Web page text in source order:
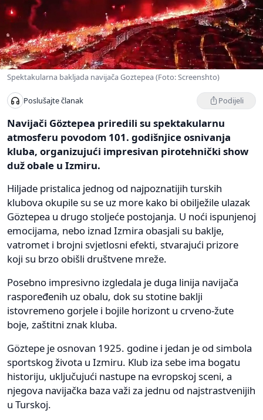
Spektakularna bakljada navijača Goztepea (Foto: Screenshto)
Poslušajte članak Podijeli
Navijači Göztepea priredili su spektakularnu
atmosferu povodom 101. godišnjice osnivanja
kluba, organizujući impresivan pirotehnički show
duž obale u Izmiru.
Hiljade pristalica jednog od najpoznatijih turskih
klubova okupile su se uz more kako bi obilježile ulazak
Göztepea u drugo stoljeće postojanja. U noći ispunjenoj
emocijama, nebo iznad Izmira obasjali su baklje,
vatromet i brojni svjetlosni efekti, stvarajući prizore
koji su brzo obišli društvene mreže.
Posebno impresivno izgledala je duga linija navijača
raspoređenih uz obalu, dok su stotine baklji
istovremeno gorjele i bojile horizont u crveno-žute
boje, zaštitni znak kluba.
Göztepe je osnovan 1925. godine i jedan je od simbola
sportskog života u Izmiru. Klub iza sebe ima bogatu
historiju, uključujući nastupe na evropskoj sceni, a
njegova navijačka baza važi za jednu od najstrastvenijih
u Turskoj.